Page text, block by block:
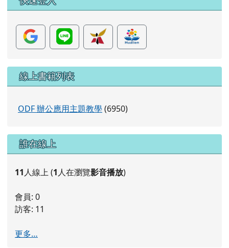
片
線上書籍列表
ODF 辦公應用主題教學(6950)
右邊區域內容
誰在線上
11人線上 (1人在瀏覽影音播放)
會員: 0
訪客: 11
更多…